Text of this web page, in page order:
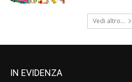
Vedi altro...
IN EVIDENZA